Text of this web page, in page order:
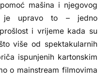
mašina i njegovog
upravo to – jedno
i vrijeme kada su
više od spektakularnih
ispunjenih kartonskim
o mainstream filmovima